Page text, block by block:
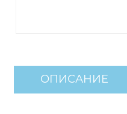
ОПИСАНИЕ